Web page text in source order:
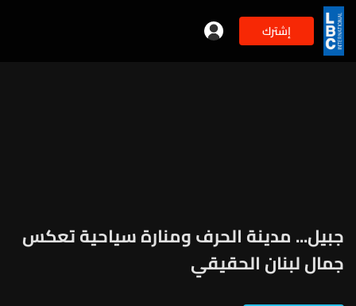
إشترك
جبيل... مدينة الحرف ومنارة سياحية تعكس
جمال لبنان الحقيقي